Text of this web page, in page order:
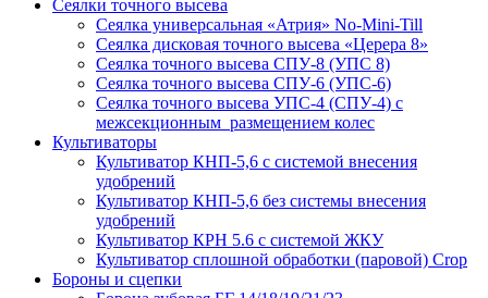
Сеялки точного высева
Сеялка универсальная «Атрия» No-Mini-Till
Сеялка дисковая точного высева «Церера 8»
Сеялка точного высева СПУ-8 (УПС 8)
Сеялка точного высева СПУ-6 (УПС-6)
Сеялка точного высева УПС-4 (СПУ-4) с
межсекционным размещением колес
Культиваторы
Культиватор КНП-5,6 с системой внесения
удобрений
Культиватор КНП-5,6 без системы внесения
удобрений
Культиватор КРН 5.6 с системой ЖКУ
Культиватор сплошной обработки (паровой) Crop
Бороны и сцепки